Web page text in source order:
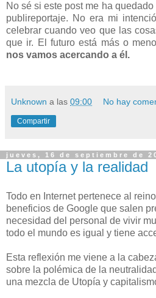
No sé si este post me ha
publireportaje. No era mi
celebrar cuando veo que las
que ir. El futuro está más o
nos vamos acercando a él.
Unknown a las 09:00 No hay
Compartir
jueves, 16 de septiembre de
La utopía y la realidad
Todo en Internet pertenece al
beneficios de Google que salen
necesidad del personal de vivir
todo el mundo es igual y tiene
Esta reflexión me viene a la
sobre la polémica de la
una mezcla de Utopía y